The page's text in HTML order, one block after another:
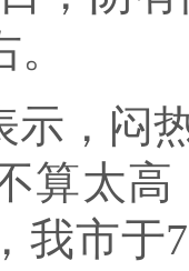
示，闷
算太
我市于